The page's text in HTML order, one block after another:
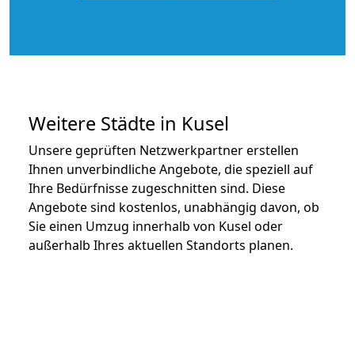
Weitere Städte in Kusel
Unsere geprüften Netzwerkpartner erstellen
Ihnen unverbindliche Angebote, die speziell auf
Ihre Bedürfnisse zugeschnitten sind. Diese
Angebote sind kostenlos, unabhängig davon, ob
Sie einen Umzug innerhalb von Kusel oder
außerhalb Ihres aktuellen Standorts planen.